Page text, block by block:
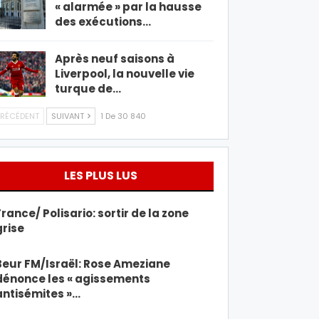
« alarmée » par la hausse
des exécutions…
Après neuf saisons à
Liverpool, la nouvelle vie
turque de…
SUIVANT 1 De 30 840
LES PLUS LUS
Polisario: sortir de la zone
FM/Israël: Rose Ameziane
les « agissements
»…